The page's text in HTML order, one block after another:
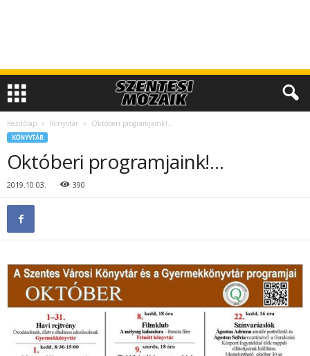
Kezdőlap Könyvtár Októberi programjaink!…
KÖNYVTÁR
Októberi programjaink!…
2019.10.03. 390